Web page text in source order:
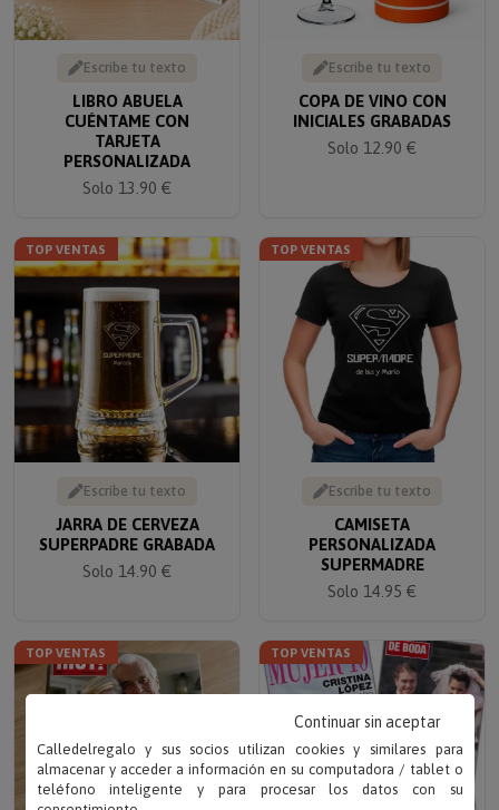
Escribe tu texto
LIBRO ABUELA
CUÉNTAME CON
TARJETA
PERSONALIZADA
Solo 13.90 €
Escribe tu texto
COPA DE VINO CON
INICIALES GRABADAS
Solo 12.90 €
TOP VENTAS
Escribe tu texto
JARRA DE CERVEZA
SUPERPADRE GRABADA
Solo 14.90 €
TOP VENTAS
Escribe tu texto
CAMISETA
PERSONALIZADA
SUPERMADRE
Solo 14.95 €
TOP VENTAS TOP VENTAS
Calledelregalo y sus socios utilizan cookies y similares para
almacenar y acceder a información en su computadora / tablet o
teléfono inteligente y para procesar los datos con su
Continuar sin aceptar